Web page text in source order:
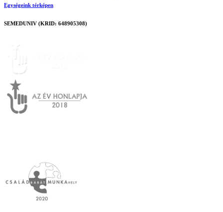
Egységeink térképen
SEMEDUNIV (KRID: 648905308)